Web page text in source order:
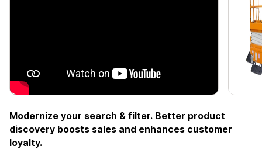
Modernize your search & filter. Better product
discovery boosts sales and enhances customer
loyalty.